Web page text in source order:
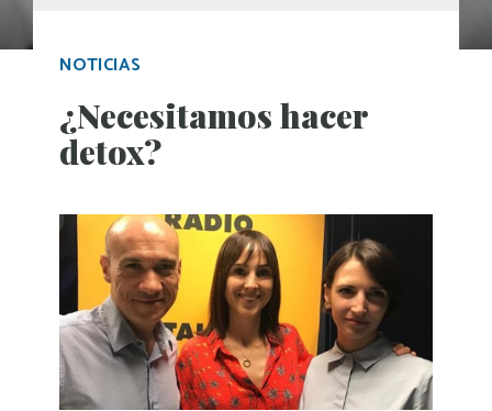
NOTICIAS
¿Necesitamos hacer
detox?